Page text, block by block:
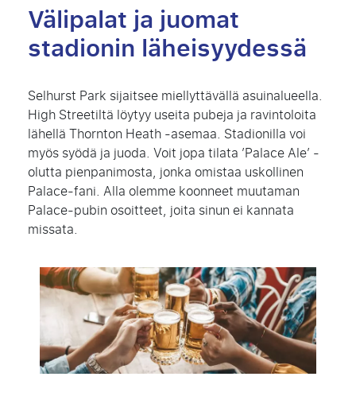
Välipalat ja juomat
stadionin läheisyydessä
Selhurst Park sijaitsee miellyttävällä asuinalueella.
High Streetiltä löytyy useita pubeja ja ravintoloita
lähellä Thornton Heath -asemaa. Stadionilla voi
myös syödä ja juoda. Voit jopa tilata ’Palace Ale’ -
olutta pienpanimosta, jonka omistaa uskollinen
Palace-fani. Alla olemme koonneet muutaman
Palace-pubin osoitteet, joita sinun ei kannata
missata.